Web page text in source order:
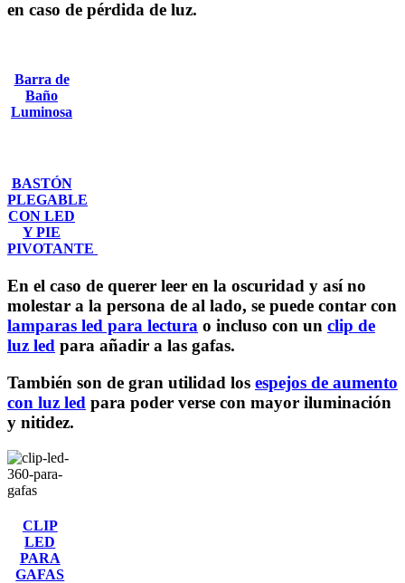
en caso de pérdida de luz.
Barra de
Baño
Luminosa
BASTÓN
PLEGABLE
CON LED
Y PIE
PIVOTANTE
En el caso de querer leer en la oscuridad y así no
molestar a la persona de al lado, se puede contar con
lamparas led para lectura o incluso con un clip de
luz led para añadir a las gafas.
También son de gran utilidad los espejos de aumento
con luz led para poder verse con mayor iluminación
y nitidez.
CLIP
LED
PARA
GAFAS